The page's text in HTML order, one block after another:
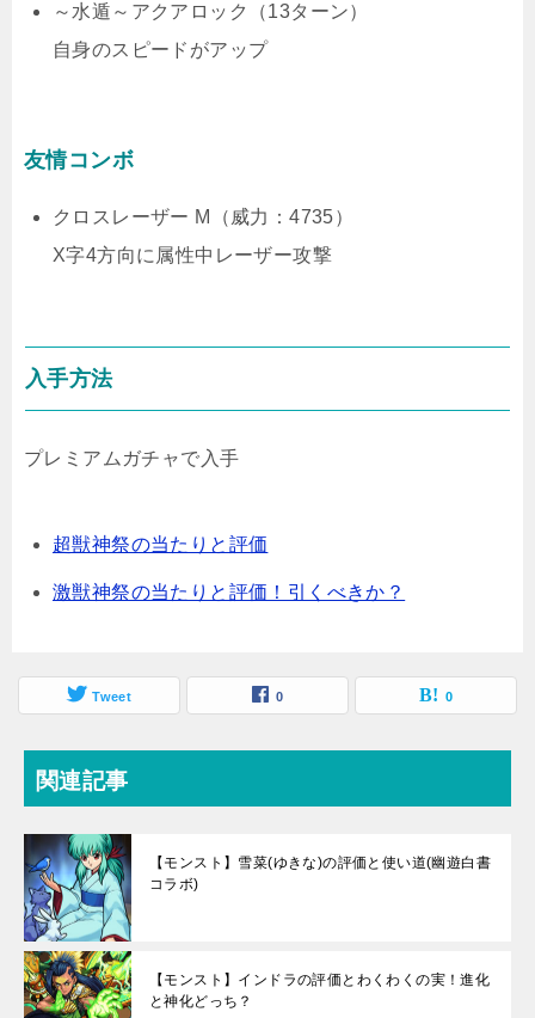
～水遁～アクアロック（13ターン）
自身のスピードがアップ
友情コンボ
クロスレーザー M（威力：4735）
X字4方向に属性中レーザー攻撃
入手方法
プレミアムガチャで入手
超獣神祭の当たりと評価
激獣神祭の当たりと評価！引くべきか？
Tweet 0 0
関連記事
【モンスト】雪菜(ゆきな)の評価と使い道(幽遊白書
コラボ)
【モンスト】インドラの評価とわくわくの実！進化
と神化どっち？